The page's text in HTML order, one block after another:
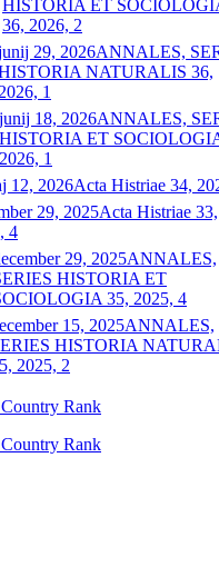
HISTORIA ET
36, 2026, 2
29, 2026ANNALES,
NATURALIS 36,
2026, 1
junij 18, 2026ANNALES,
HISTORIA ET
2026, 1
12, 2026Acta Histriae 34,
29, 2025Acta Histriae 33,
4
29, 2025ANNALES,
HISTORIA ET
35, 2025, 4
15, 2025ANNALES,
HISTORIA
2025, 2